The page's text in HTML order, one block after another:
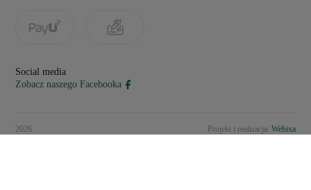
Social media
Zobacz naszego Facebooka
2026 Projekt i realizacja: Webixa